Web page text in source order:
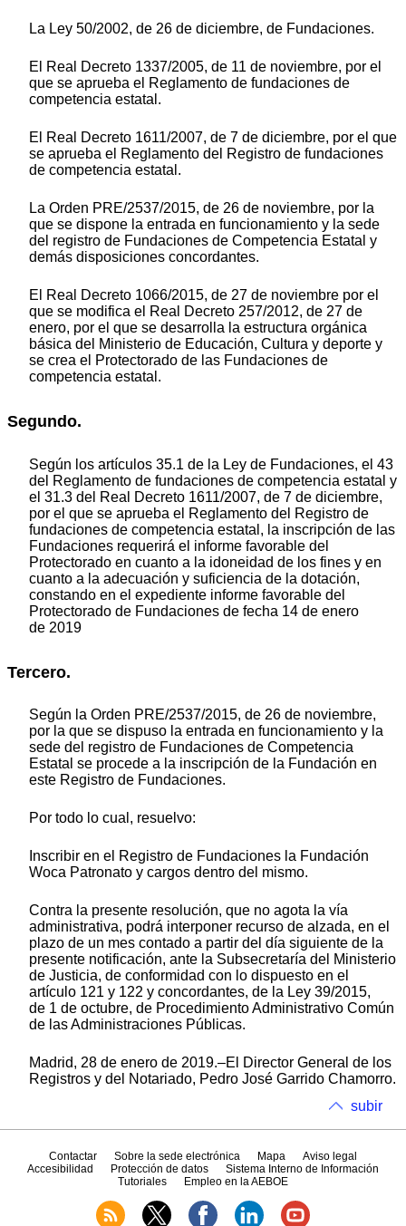
La Ley 50/2002, de 26 de diciembre, de Fundaciones.
El Real Decreto 1337/2005, de 11 de noviembre, por el
que se aprueba el Reglamento de fundaciones de
competencia estatal.
El Real Decreto 1611/2007, de 7 de diciembre, por el que
se aprueba el Reglamento del Registro de fundaciones
de competencia estatal.
La Orden PRE/2537/2015, de 26 de noviembre, por la
que se dispone la entrada en funcionamiento y la sede
del registro de Fundaciones de Competencia Estatal y
demás disposiciones concordantes.
El Real Decreto 1066/2015, de 27 de noviembre por el
que se modifica el Real Decreto 257/2012, de 27 de
enero, por el que se desarrolla la estructura orgánica
básica del Ministerio de Educación, Cultura y deporte y
se crea el Protectorado de las Fundaciones de
competencia estatal.
Segundo.
Según los artículos 35.1 de la Ley de Fundaciones, el 43
del Reglamento de fundaciones de competencia estatal y
el 31.3 del Real Decreto 1611/2007, de 7 de diciembre,
por el que se aprueba el Reglamento del Registro de
fundaciones de competencia estatal, la inscripción de las
Fundaciones requerirá el informe favorable del
Protectorado en cuanto a la idoneidad de los fines y en
cuanto a la adecuación y suficiencia de la dotación,
constando en el expediente informe favorable del
Protectorado de Fundaciones de fecha 14 de enero
de 2019
Tercero.
Según la Orden PRE/2537/2015, de 26 de noviembre,
por la que se dispuso la entrada en funcionamiento y la
sede del registro de Fundaciones de Competencia
Estatal se procede a la inscripción de la Fundación en
este Registro de Fundaciones.
Por todo lo cual, resuelvo:
Inscribir en el Registro de Fundaciones la Fundación
Woca Patronato y cargos dentro del mismo.
Contra la presente resolución, que no agota la vía
administrativa, podrá interponer recurso de alzada, en el
plazo de un mes contado a partir del día siguiente de la
presente notificación, ante la Subsecretaría del Ministerio
de Justicia, de conformidad con lo dispuesto en el
artículo 121 y 122 y concordantes, de la Ley 39/2015,
de 1 de octubre, de Procedimiento Administrativo Común
de las Administraciones Públicas.
Madrid, 28 de enero de 2019.–El Director General de los
Registros y del Notariado, Pedro José Garrido Chamorro.
subir
Contactar Sobre la sede electrónica Mapa
Aviso legal
Accesibilidad
Protección de datos
Sistema Interno de Información
Tutoriales
Empleo en la AEBOE